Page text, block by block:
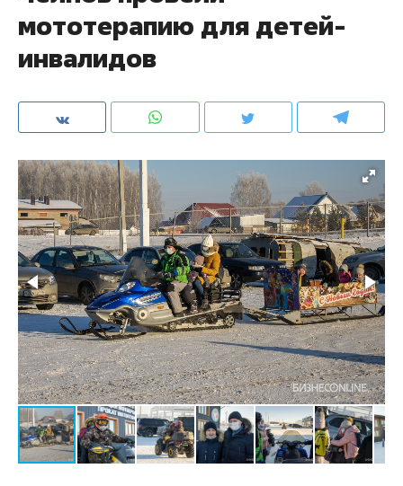
мототерапию для детей-
инвалидов